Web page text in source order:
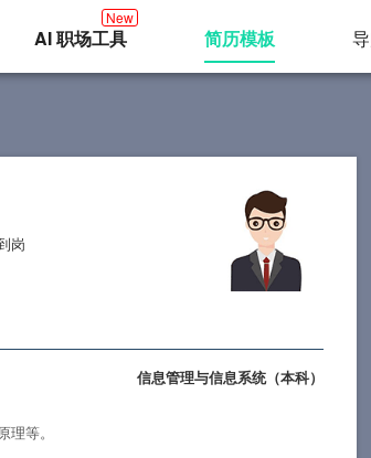
AI 职场工具
New
简历模板
岗
信息管理与信息系统（本科）
理等。